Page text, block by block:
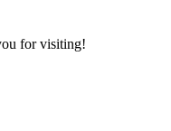
for visiting!